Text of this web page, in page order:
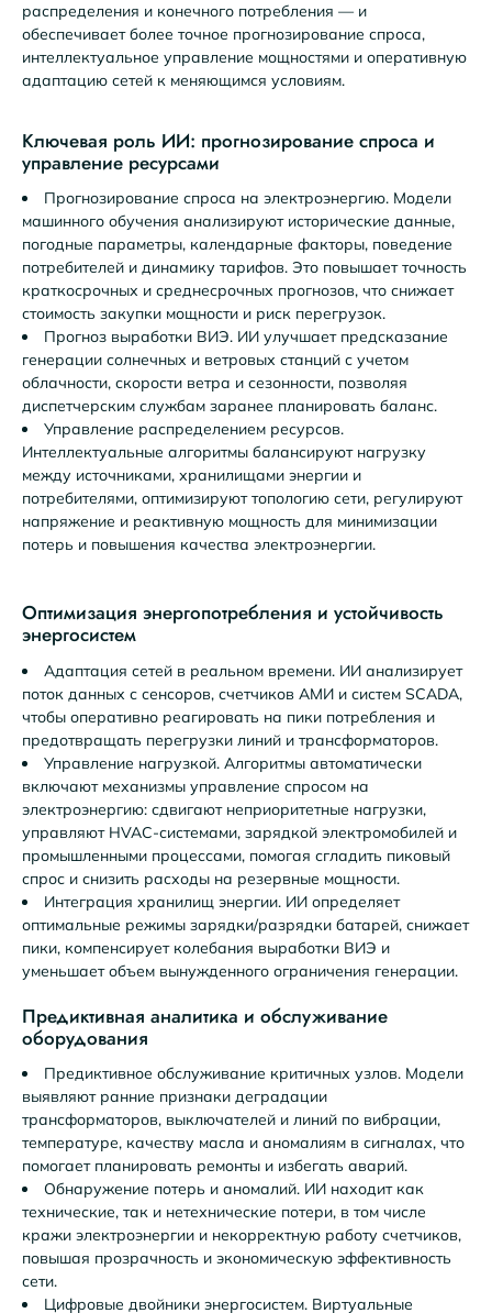
распределения и конечного потребления — и
обеспечивает более точное прогнозирование спроса,
интеллектуальное управление мощностями и оперативную
адаптацию сетей к меняющимся условиям.
Ключевая роль ИИ: прогнозирование спроса и
управление ресурсами
Прогнозирование спроса на электроэнергию. Модели
машинного обучения анализируют исторические данные,
погодные параметры, календарные факторы, поведение
потребителей и динамику тарифов. Это повышает точность
краткосрочных и среднесрочных прогнозов, что снижает
стоимость закупки мощности и риск перегрузок.
Прогноз выработки ВИЭ. ИИ улучшает предсказание
генерации солнечных и ветровых станций с учетом
облачности, скорости ветра и сезонности, позволяя
диспетчерским службам заранее планировать баланс.
Управление распределением ресурсов.
Интеллектуальные алгоритмы балансируют нагрузку
между источниками, хранилищами энергии и
потребителями, оптимизируют топологию сети, регулируют
напряжение и реактивную мощность для минимизации
потерь и повышения качества электроэнергии.
Оптимизация энергопотребления и устойчивость
энергосистем
Адаптация сетей в реальном времени. ИИ анализирует
поток данных с сенсоров, счетчиков АМИ и систем SCADA,
чтобы оперативно реагировать на пики потребления и
предотвращать перегрузки линий и трансформаторов.
Управление нагрузкой. Алгоритмы автоматически
включают механизмы управление спросом на
электроэнергию: сдвигают неприоритетные нагрузки,
управляют HVAC-системами, зарядкой электромобилей и
промышленными процессами, помогая сгладить пиковый
спрос и снизить расходы на резервные мощности.
Интеграция хранилищ энергии. ИИ определяет
оптимальные режимы зарядки/разрядки батарей, снижает
пики, компенсирует колебания выработки ВИЭ и
уменьшает объем вынужденного ограничения генерации.
Предиктивная аналитика и обслуживание
оборудования
Предиктивное обслуживание критичных узлов. Модели
выявляют ранние признаки деградации
трансформаторов, выключателей и линий по вибрации,
температуре, качеству масла и аномалиям в сигналах, что
помогает планировать ремонты и избегать аварий.
Обнаружение потерь и аномалий. ИИ находит как
технические, так и нетехнические потери, в том числе
кражи электроэнергии и некорректную работу счетчиков,
повышая прозрачность и экономическую эффективность
сети.
Цифровые двойники энергосистем. Виртуальные